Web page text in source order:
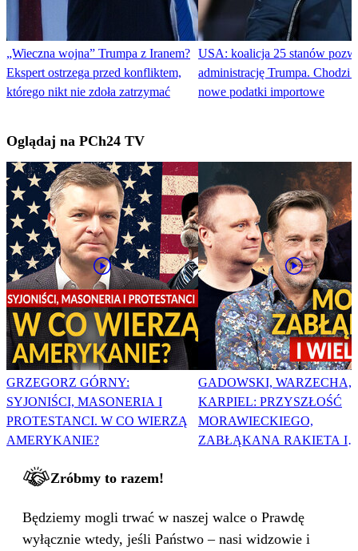
„Wieczna wojna” Trumpa z Iranem?
Ekspert ostrzega przed konfliktem,
którego nikt nie zdoła zatrzymać
USA: koalicja 25 stanów
administrację Trumpa. Chodzi
nowe podatki importowe
Oglądaj na PCh24 TV
GRZEGORZ GÓRNY:
SYJONIŚCI, MASONERIA I
PROTESTANCI. W CO WIERZĄ
AMERYKANIE?
GADOWSKI, WARZECHA,
KARPIEL: PRZYSZŁOŚĆ
MORAWIECKIEGO,
ZABŁĄKANA RAKIETA I
Zróbmy to razem!
Będziemy mogli trwać w naszej walce o Prawdę
wyłącznie wtedy, jeśli Państwo – nasi widzowie i